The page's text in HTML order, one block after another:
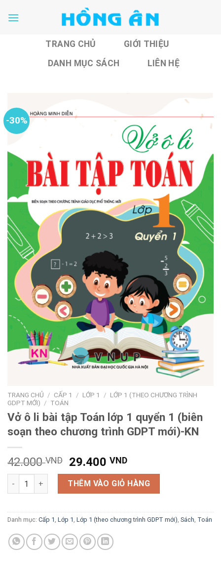
TRANG CHỦ
GIỚI THIỆU
DANH MỤC SÁCH
LIÊN HỆ
-30%
TRANG CHỦ / CẤP 1 / LỚP 1 / LỚP 1 (THEO CHƯƠNG TRÌNH
GDPT MỚI) / TOÁN
Vở ô li bài tập Toán lớp 1 quyển 1 (biên
soạn theo chương trình GDPT mới)-KN
42.000VND
Giá
gốc
là:
42.000 VND.
29.400VNDGiá
hiện
tại
là:
29.400 VND.
Vở ô li bài tập Toán lớp 1 quyển 1 (biên soạn theo chương
THÊM VÀO GIỎ HÀNG
Danh mục: Cấp 1, Lớp 1, Lớp 1 (theo chương trình GDPT mới), Sách, Toán